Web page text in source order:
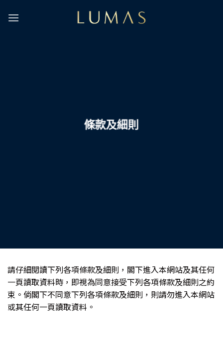
條款及細則
請仔細閱讀下列各項條款及細則，閣下進入本網站及其任何
一頁讀取資料時，即視為同意接受下列各項條款及細則之約
束。倘閣下不同意下列各項條款及細則，則請勿進入本網站
或其任何一頁讀取資料。